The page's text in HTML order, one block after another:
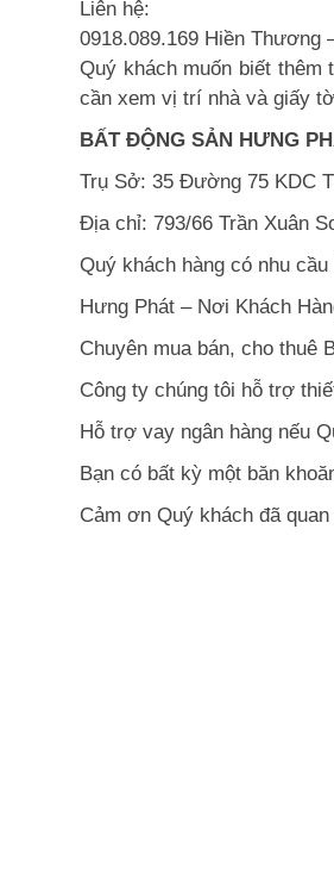
Liên hệ:
0918.089.169 Hiền Thương
Quý khách muốn biết
cần xem vị trí nhà và giấy
BẤT ĐỘNG SẢN HƯNG
Trụ Sở: 35 Đường 75 KDC
Địa chỉ: 793/66 Trần Xuân
Quý khách hàng có nhu cầu
Hưng Phát – Nơi Khách
Chuyên mua bán, cho thuê
Công ty chúng tôi hỗ trợ
Hỗ trợ vay ngân hàng nếu
Bạn có bất kỳ một băn
Cảm ơn Quý khách đã